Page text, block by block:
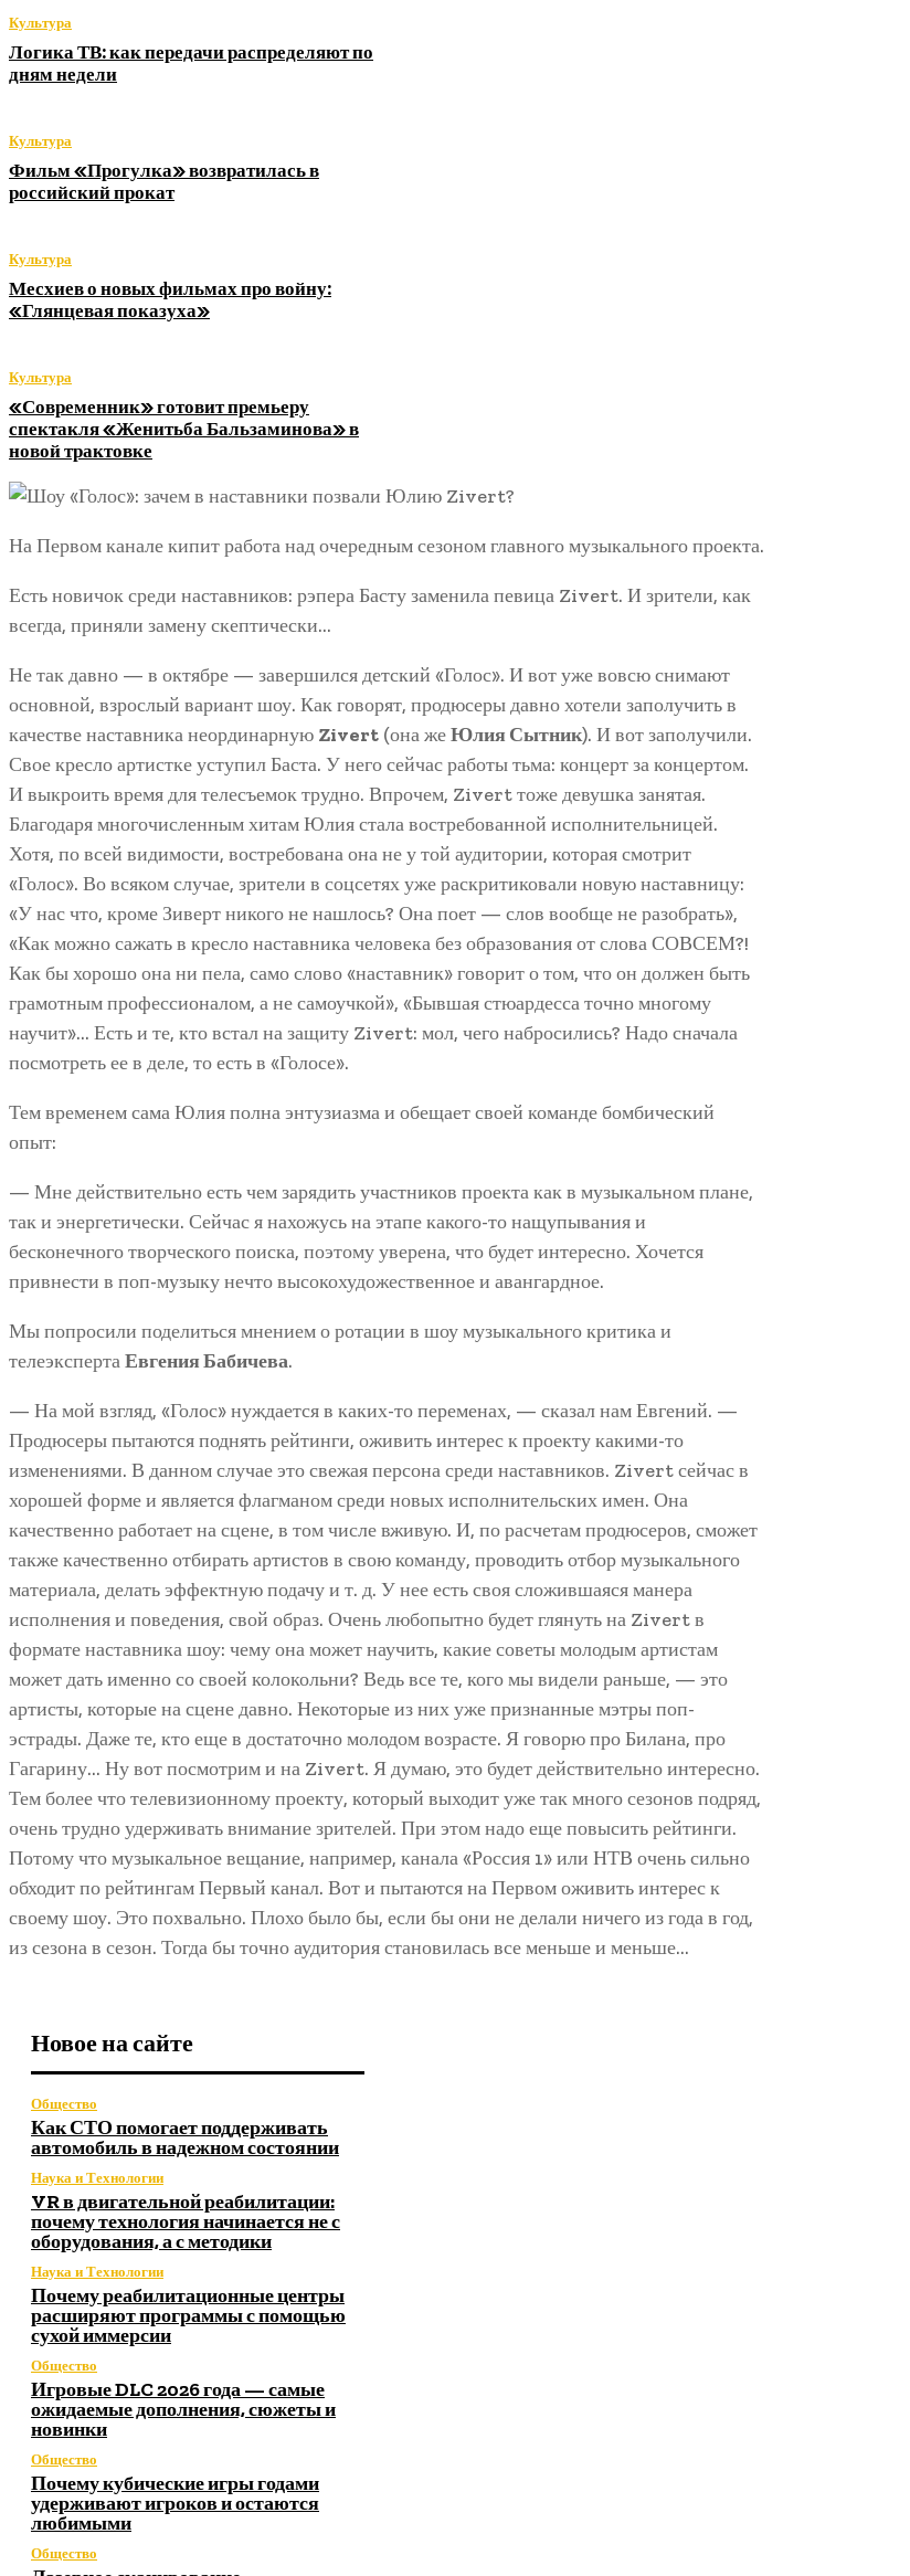
Культура
Логика ТВ: как передачи распределяют по
дням недели
Культура
Фильм «Прогулка» возвратилась в
российский прокат
Культура
Месхиев о новых фильмах про войну:
«Глянцевая показуха»
Культура
«Современник» готовит премьеру
спектакля «Женитьба Бальзаминова» в
новой трактовке
На Первом канале кипит работа над очередным сезоном главного музыкального проекта.
Есть новичок среди наставников: рэпера Басту заменила певица Zivert. И зрители, как
всегда, приняли замену скептически…
Не так давно — в октябре — завершился детский «Голос». И вот уже вовсю снимают
основной, взрослый вариант шоу. Как говорят, продюсеры давно хотели заполучить в
качестве наставника неординарную Zivert (она жеЮлия Сытник). И вот заполучили.
Свое кресло артистке уступил Баста. У него сейчас работы тьма: концерт за концертом.
И выкроить время для телесъемок трудно. Впрочем, Zivert тоже девушка занятая.
Благодаря многочисленным хитам Юлия стала востребованной исполнительницей.
Хотя, по всей видимости, востребована она не у той аудитории, которая смотрит
«Голос». Во всяком случае, зрители в соцсетях уже раскритиковали новую наставницу:
«У нас что, кроме Зиверт никого не нашлось? Она поет — слов вообще не разобрать»,
«Как можно сажать в кресло наставника человека без образования от слова СОВСЕМ?!
Как бы хорошо она ни пела, само слово «наставник» говорит о том, что он должен быть
грамотным профессионалом, а не самоучкой», «Бывшая стюардесса точно многому
научит»… Есть и те, кто встал на защиту Zivert: мол, чего набросились? Надо сначала
посмотреть ее в деле, то есть в «Голосе».
Тем временем сама Юлия полна энтузиазма и обещает своей команде бомбический
опыт:
— Мне действительно есть чем зарядить участников проекта как в музыкальном плане,
так и энергетически. Сейчас я нахожусь на этапе какого-то нащупывания и
бесконечного творческого поиска, поэтому уверена, что будет интересно. Хочется
привнести в поп-музыку нечто высокохудожественное и авангардное.
Мы попросили поделиться мнением о ротации в шоу музыкального критика и
телеэкспертаЕвгения Бабичева.
— На мой взгляд, «Голос» нуждается в каких-то переменах, — сказал нам Евгений. —
Продюсеры пытаются поднять рейтинги, оживить интерес к проекту какими-то
изменениями. В данном случае это свежая персона среди наставников. Zivert сейчас в
хорошей форме и является флагманом среди новых исполнительских имен. Она
качественно работает на сцене, в том числе вживую. И, по расчетам продюсеров, сможет
также качественно отбирать артистов в свою команду, проводить отбор музыкального
материала, делать эффектную подачу и т. д. У нее есть своя сложившаяся манера
исполнения и поведения, свой образ. Очень любопытно будет глянуть на Zivert в
формате наставника шоу: чему она может научить, какие советы молодым артистам
может дать именно со своей колокольни? Ведь все те, кого мы видели раньше, — это
артисты, которые на сцене давно. Некоторые из них уже признанные мэтры поп-
эстрады. Даже те, кто еще в достаточно молодом возрасте. Я говорю про Билана, про
Гагарину… Ну вот посмотрим и на Zivert. Я думаю, это будет действительно интересно.
Тем более что телевизионному проекту, который выходит уже так много сезонов подряд,
очень трудно удерживать внимание зрителей. При этом надо еще повысить рейтинги.
Потому что музыкальное вещание, например, канала «Россия 1» или НТВ очень сильно
обходит по рейтингам Первый канал. Вот и пытаются на Первом оживить интерес к
своему шоу. Это похвально. Плохо было бы, если бы они не делали ничего из года в год,
из сезона в сезон. Тогда бы точно аудитория становилась все меньше и меньше…
Новое на сайте
Общество
Как СТО помогает поддерживать
автомобиль в надежном состоянии
Наука и Технологии
VR в двигательной реабилитации:
почему технология начинается не с
оборудования, а с методики
Наука и Технологии
Почему реабилитационные центры
расширяют программы с помощью
сухой иммерсии
Общество
Игровые DLC 2026 года — самые
ожидаемые дополнения, сюжеты и
новинки
Общество
Почему кубические игры годами
удерживают игроков и остаются
любимыми
Общество